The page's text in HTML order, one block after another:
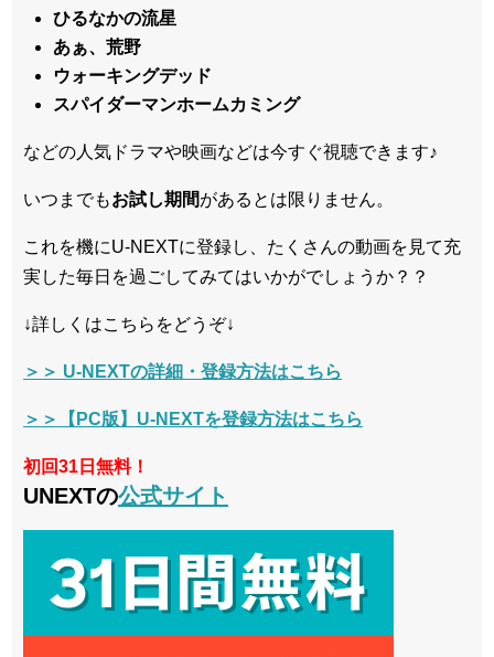
ひるなかの流星
あぁ、荒野
ウォーキングデッド
スパイダーマンホームカミング
などの人気ドラマや映画などは今すぐ視聴できます♪
いつまでもお試し期間があるとは限りません。
これを機にU-NEXTに登録し、たくさんの動画を見て充
実した毎日を過ごしてみてはいかがでしょうか？？
↓詳しくはこちらをどうぞ↓
＞＞ U-NEXTの詳細・登録方法はこちら
＞＞【PC版】U-NEXTを登録方法はこちら
初回31日無料！
UNEXTの公式サイト